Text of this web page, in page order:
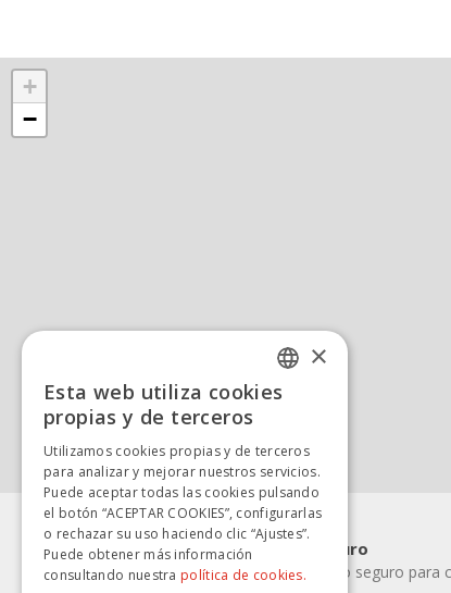
+
−
Pago rápido y seguro
Elige la forma de pago seguro para
SPANISH
×
Esta web utiliza cookies
propias y de terceros
Utilizamos cookies propias y de terceros
para analizar y mejorar nuestros servicios.
Puede aceptar todas las cookies pulsando
el botón “ACEPTAR COOKIES”, configurarlas
o rechazar su uso haciendo clic “Ajustes”.
Puede obtener más información
consultando nuestra política de cookies.